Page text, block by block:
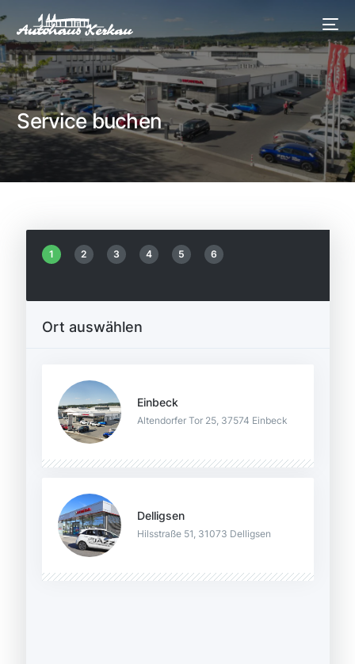
Service buchen
1 2 3 4 5 6
Ort auswählen
Einbeck
Altendorfer Tor 25, 37574 Einbeck
Delligsen
Hilsstraße 51, 31073 Delligsen